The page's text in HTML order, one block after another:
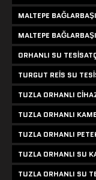
MALTEPE
MALTEPE
ORHANLI SU
TURGUT REIS SU
TUZLA ORHANLI
TUZLA ORHANLI
TUZLA ORHANLI
TUZLA ORHANLI SU
TUZLA ORHANLI SU